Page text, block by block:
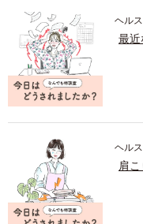
ヘル
最
ヘル
肩